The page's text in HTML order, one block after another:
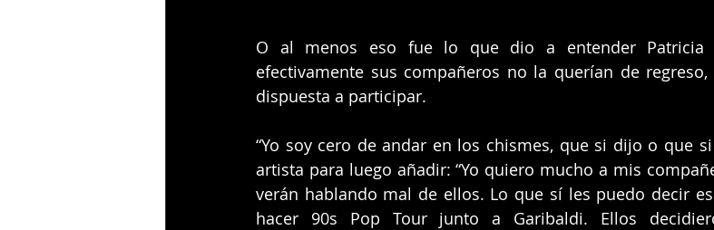
O al menos eso fue lo que dio a entender Patricia
efectivamente sus compañeros no la querían de
dispuesta a participar.
“Yo soy cero de andar en los chismes, que si dijo o que
artista para luego añadir: “Yo quiero mucho a mis
verán hablando mal de ellos. Lo que sí les puedo decir
hacer 90s Pop Tour junto a Garibaldi. Ellos